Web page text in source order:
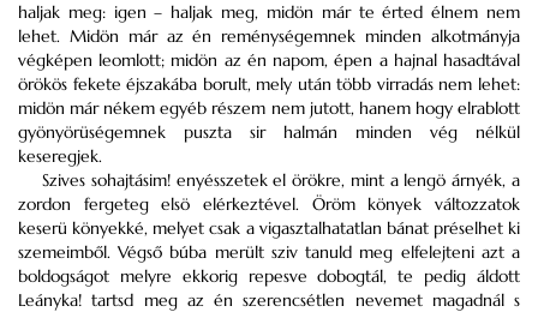
haljak meg: igen – haljak meg, midön már te érted élnem nem
lehet. Midön már az én reménységemnek minden alkotmányja
végképen leomlott; midön az én napom, épen a hajnal hasadtával
örökös fekete éjszakába borult, mely után több virradás nem lehet:
midön már nékem egyéb részem nem jutott, hanem hogy elrablott
gyönyörüségemnek puszta sir halmán minden vég nélkül
keseregjek.
Szives sohajtásim! enyésszetek el örökre, mint a lengö árnyék, a
zordon fergeteg elsö elérkeztével. Öröm könyek változzatok
keserü könyekké, melyet csak a vigasztalhatatlan bánat préselhet ki
szemeimből. Végső búba merült sziv tanuld meg elfelejteni azt a
boldogságot melyre ekkorig repesve dobogtál, te pedig áldott
Leányka! tartsd meg az én szerencsétlen nevemet magadnál s